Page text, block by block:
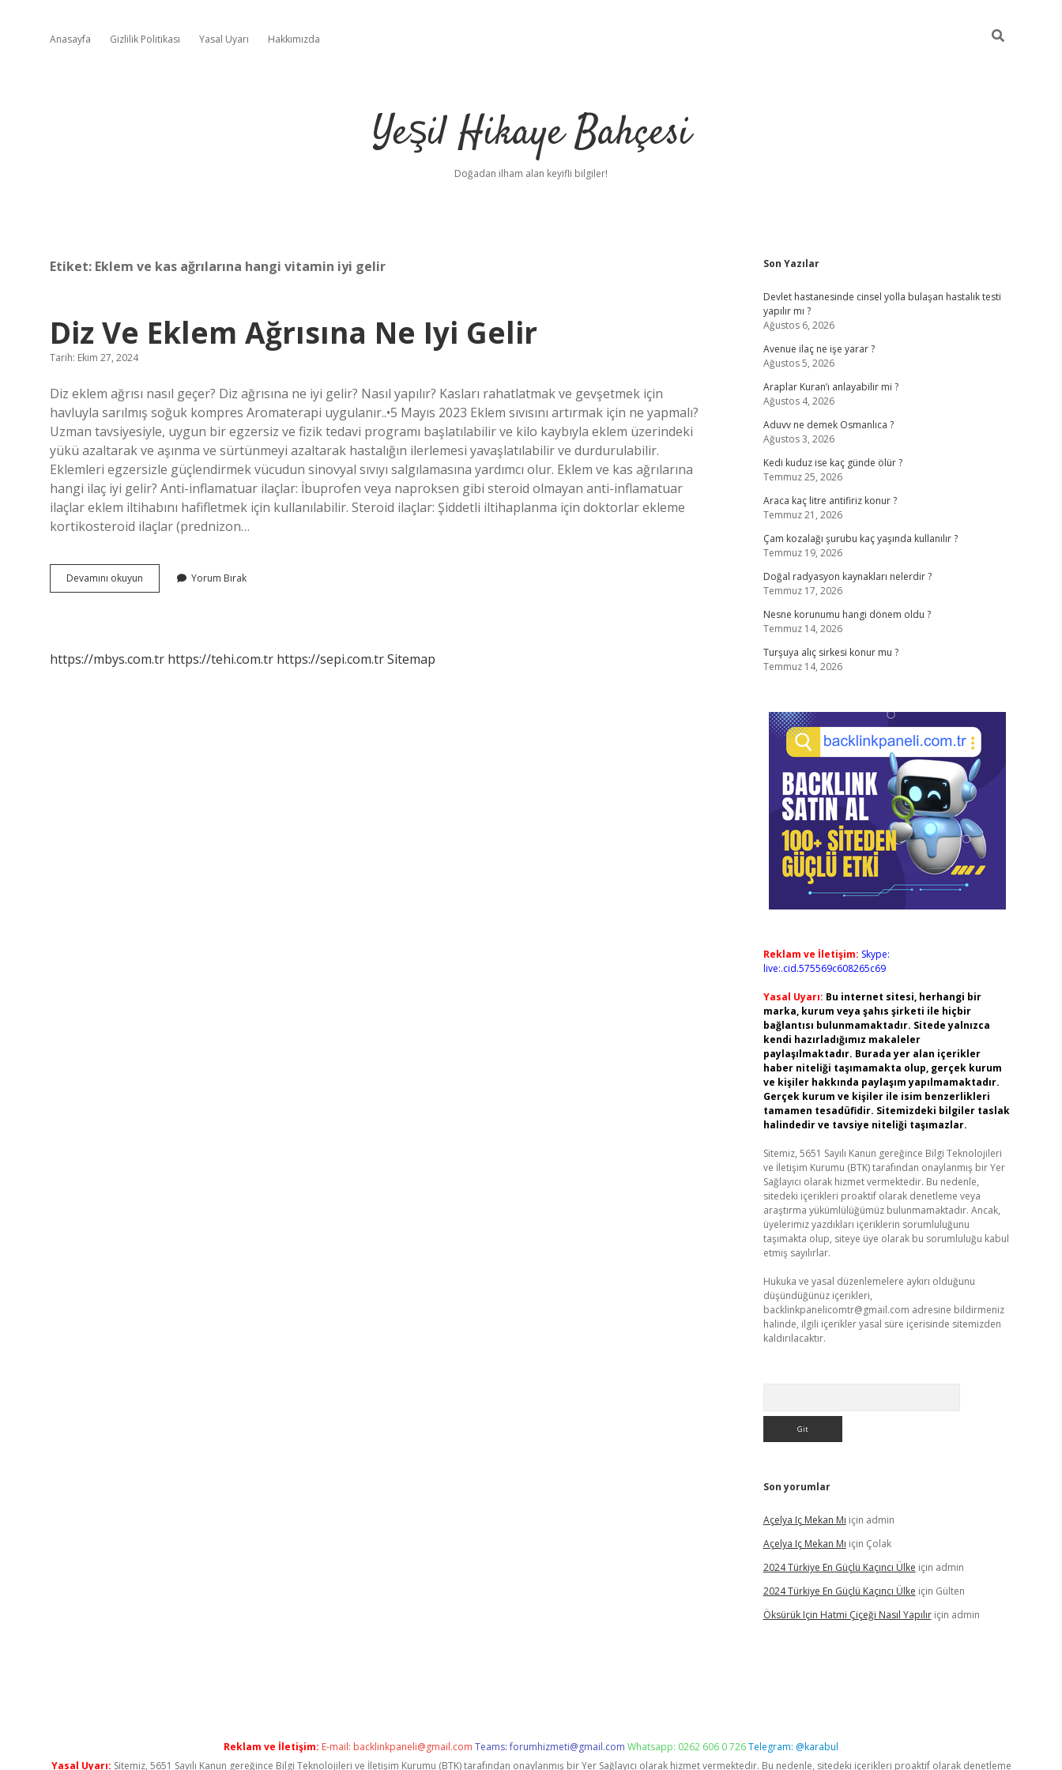
Anasayfa Gizlilik Politikası Yasal Uyarı Hakkımızda
Yeşil Hikaye Bahçesi
Doğadan ilham alan keyifli bilgiler!
Etiket: Eklem ve kas ağrılarına hangi vitamin iyi gelir
Diz Ve Eklem Ağrısına Ne Iyi Gelir
Tarih: Ekim 27, 2024
Diz eklem ağrısı nasıl geçer? Diz ağrısına ne iyi gelir? Nasıl yapılır? Kasları rahatlatmak ve gevşetmek için
havluyla sarılmış soğuk kompres Aromaterapi uygulanır..•5 Mayıs 2023 Eklem sıvısını artırmak için ne yapmalı?
Uzman tavsiyesiyle, uygun bir egzersiz ve fizik tedavi programı başlatılabilir ve kilo kaybıyla eklem üzerindeki
yükü azaltarak ve aşınma ve sürtünmeyi azaltarak hastalığın ilerlemesi yavaşlatılabilir ve durdurulabilir.
Eklemleri egzersizle güçlendirmek vücudun sinovyal sıvıyı salgılamasına yardımcı olur. Eklem ve kas ağrılarına
hangi ilaç iyi gelir? Anti-inflamatuar ilaçlar: İbuprofen veya naproksen gibi steroid olmayan anti-inflamatuar
ilaçlar eklem iltihabını hafifletmek için kullanılabilir. Steroid ilaçlar: Şiddetli iltihaplanma için doktorlar ekleme
kortikosteroid ilaçlar (prednizon…
Devamını okuyun
Ve
Gelir
Yorum Bırak
https://mbys.com.tr https://tehi.com.tr https://sepi.com.trSitemap
Sidebar
Son Yazılar
Devlet hastanesinde cinsel yolla bulaşan hastalık testi
yapılır mı ?
Ağustos 6, 2026
Avenue ilaç ne işe yarar ?
Ağustos 5, 2026
Araplar Kuran’ı anlayabilir mi ?
Ağustos 4, 2026
Aduvv ne demek Osmanlıca ?
Ağustos 3, 2026
Kedi kuduz ise kaç günde ölür ?
Temmuz 25, 2026
Araca kaç litre antifiriz konur ?
Temmuz 21, 2026
Çam kozalağı şurubu kaç yaşında kullanılır ?
Temmuz 19, 2026
Doğal radyasyon kaynakları nelerdir ?
Temmuz 17, 2026
Nesne korunumu hangi dönem oldu ?
Temmuz 14, 2026
Turşuya alıç sirkesi konur mu ?
Temmuz 14, 2026
Reklam ve İletişim: Skype:
live:.cid.575569c608265c69
Yasal Uyarı: Bu internet sitesi, herhangi bir
marka, kurum veya şahıs şirketi ile hiçbir
bağlantısı bulunmamaktadır. Sitede yalnızca
kendi hazırladığımız makaleler
paylaşılmaktadır. Burada yer alan içerikler
haber niteliği taşımamakta olup, gerçek kurum
ve kişiler hakkında paylaşım yapılmamaktadır.
Gerçek kurum ve kişiler ile isim benzerlikleri
tamamen tesadüfidir. Sitemizdeki bilgiler taslak
halindedir ve tavsiye niteliği taşımazlar.
Sitemiz, 5651 Sayılı Kanun gereğince Bilgi Teknolojileri
ve İletişim Kurumu (BTK) tarafından onaylanmış bir Yer
Sağlayıcı olarak hizmet vermektedir. Bu nedenle,
sitedeki içerikleri proaktif olarak denetleme veya
araştırma yükümlülüğümüz bulunmamaktadır. Ancak,
üyelerimiz yazdıkları içeriklerin sorumluluğunu
taşımakta olup, siteye üye olarak bu sorumluluğu kabul
etmiş sayılırlar.
Hukuka ve yasal düzenlemelere aykırı olduğunu
düşündüğünüz içerikleri,
backlinkpanelicomtr@gmail.com adresine bildirmeniz
halinde, ilgili içerikler yasal süre içerisinde sitemizden
kaldırılacaktır.
Son yorumlar
Açelya Iç Mekan Mı için admin
Açelya Iç Mekan Mı için Çolak
2024 Türkiye En Güçlü Kaçıncı Ülke için admin
2024 Türkiye En Güçlü Kaçıncı Ülke için Gülten
Öksürük Için Hatmi Çiçeği Nasıl Yapılıriçin admin
Reklam ve İletişim: E-mail: backlinkpaneli@gmail.com Teams:forumhizmeti@gmail.com Whatsapp: 0262 606 0 726Telegram: @karabul
Yasal Uyarı: Sitemiz, 5651 Sayılı Kanun gereğince Bilgi Teknolojileri ve İletişim Kurumu (BTK) tarafından onaylanmış bir Yer Sağlayıcı olarak hizmet vermektedir. Bu nedenle, sitedeki içerikleri proaktif olarak denetleme